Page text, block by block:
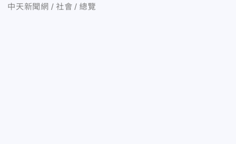
中天新聞網 社會 總覽